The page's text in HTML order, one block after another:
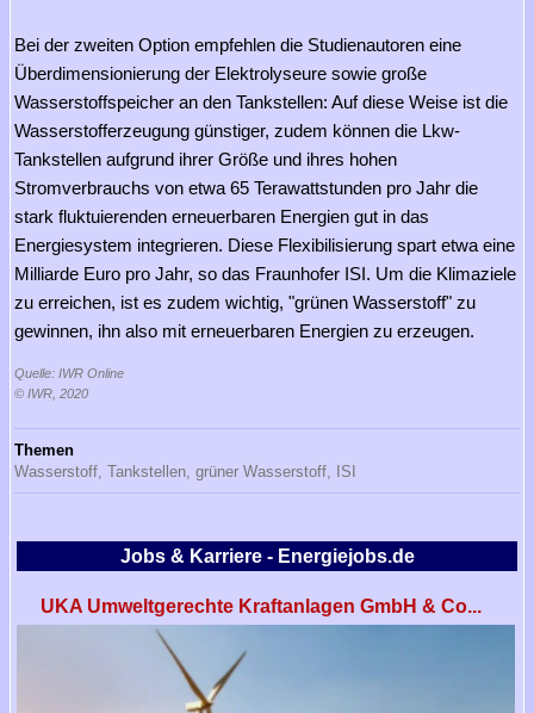
Bei der zweiten Option empfehlen die Studienautoren eine
Überdimensionierung der Elektrolyseure sowie große
Wasserstoffspeicher an den Tankstellen: Auf diese Weise ist die
Wasserstofferzeugung günstiger, zudem können die Lkw-
Tankstellen aufgrund ihrer Größe und ihres hohen
Stromverbrauchs von etwa 65 Terawattstunden pro Jahr die
stark fluktuierenden erneuerbaren Energien gut in das
Energiesystem integrieren. Diese Flexibilisierung spart etwa eine
Milliarde Euro pro Jahr, so das Fraunhofer ISI. Um die Klimaziele
zu erreichen, ist es zudem wichtig, "grünen Wasserstoff" zu
gewinnen, ihn also mit erneuerbaren Energien zu erzeugen.
Quelle: IWR Online
© IWR, 2020
Themen
Wasserstoff, Tankstellen, grüner Wasserstoff, ISI
Jobs & Karriere - Energiejobs.de
UKA Umweltgerechte Kraftanlagen GmbH & Co...